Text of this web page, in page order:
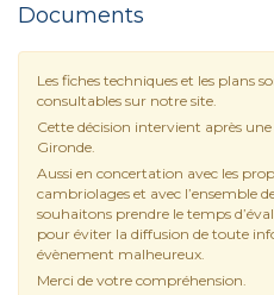
Documents
Les fiches techniques et les plans
consultables sur notre site.
Cette décision intervient après
Gironde.
Aussi en concertation avec les
cambriolages et avec l’ensemble
souhaitons prendre le temps
pour éviter la diffusion de toute
évènement malheureux.
Merci de votre compréhension.